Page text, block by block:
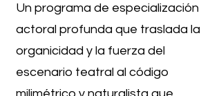
Un programa de especialización
actoral profunda que traslada la
organicidad y la fuerza del
escenario teatral al código